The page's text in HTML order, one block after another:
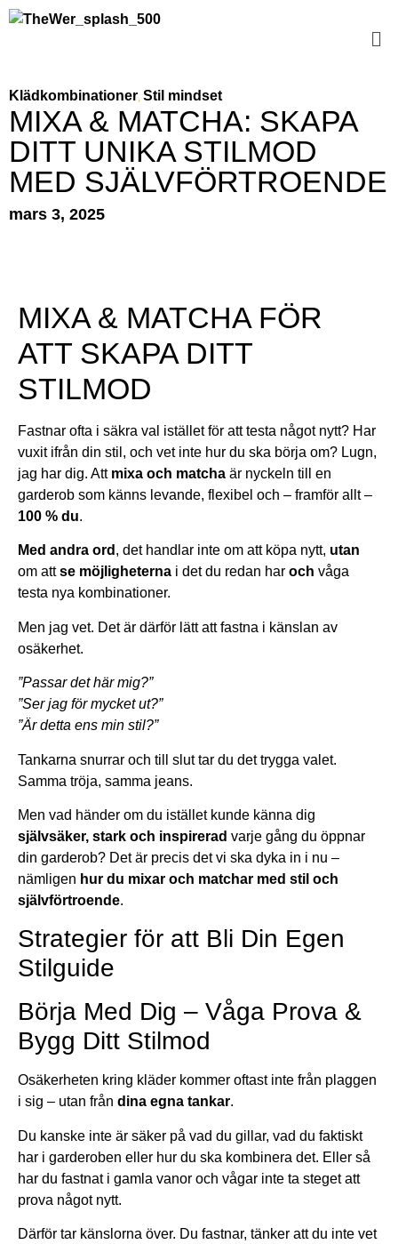
Klädkombinationer, Stil mindset
MIXA & MATCHA: SKAPA
DITT UNIKA STILMOD
MED SJÄLVFÖRTROENDE
mars 3, 2025
MIXA & MATCHA FÖR
ATT SKAPA DITT
STILMOD
Fastnar ofta i säkra val istället för att testa något nytt? Har
vuxit ifrån din stil, och vet inte hur du ska börja om? Lugn,
jag har dig. Att mixa och matcha är nyckeln till en
garderob som känns levande, flexibel och – framför allt –
100 % du.
Med andra ord , det handlar inte om att köpa nytt, utan
om attse möjligheterna i det du redan har och våga
testa nya kombinationer.
Men jag vet. Det är därför lätt att fastna i känslan av
osäkerhet.
”Passar det här mig?”
”Ser jag för mycket ut?”
”Är detta ens min stil?”
Tankarna snurrar och till slut tar du det trygga valet.
Samma tröja, samma jeans.
Men vad händer om du istället kunde känna dig
självsäker, stark och inspirerad varje gång du öppnar
din garderob? Det är precis det vi ska dyka in i nu –
nämligen hur du mixar och matchar med stil och
självförtroende.
Strategier för att Bli Din Egen
Stilguide
Börja Med Dig – Våga Prova &
Bygg Ditt Stilmod
Osäkerheten kring kläder kommer oftast inte från plaggen
i sig – utan från dina egna tankar.
Du kanske inte är säker på vad du gillar, vad du faktiskt
har i garderoben eller hur du ska kombinera det. Eller så
har du fastnat i gamla vanor och vågar inte ta steget att
prova något nytt.
Därför tar känslorna över. Du fastnar, tänker att du inte vet